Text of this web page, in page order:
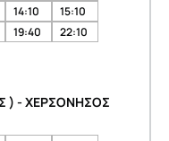
14:10
15:10
19:40
22:10
) - ΧΕΡΣΟΝΗΣΟΣ